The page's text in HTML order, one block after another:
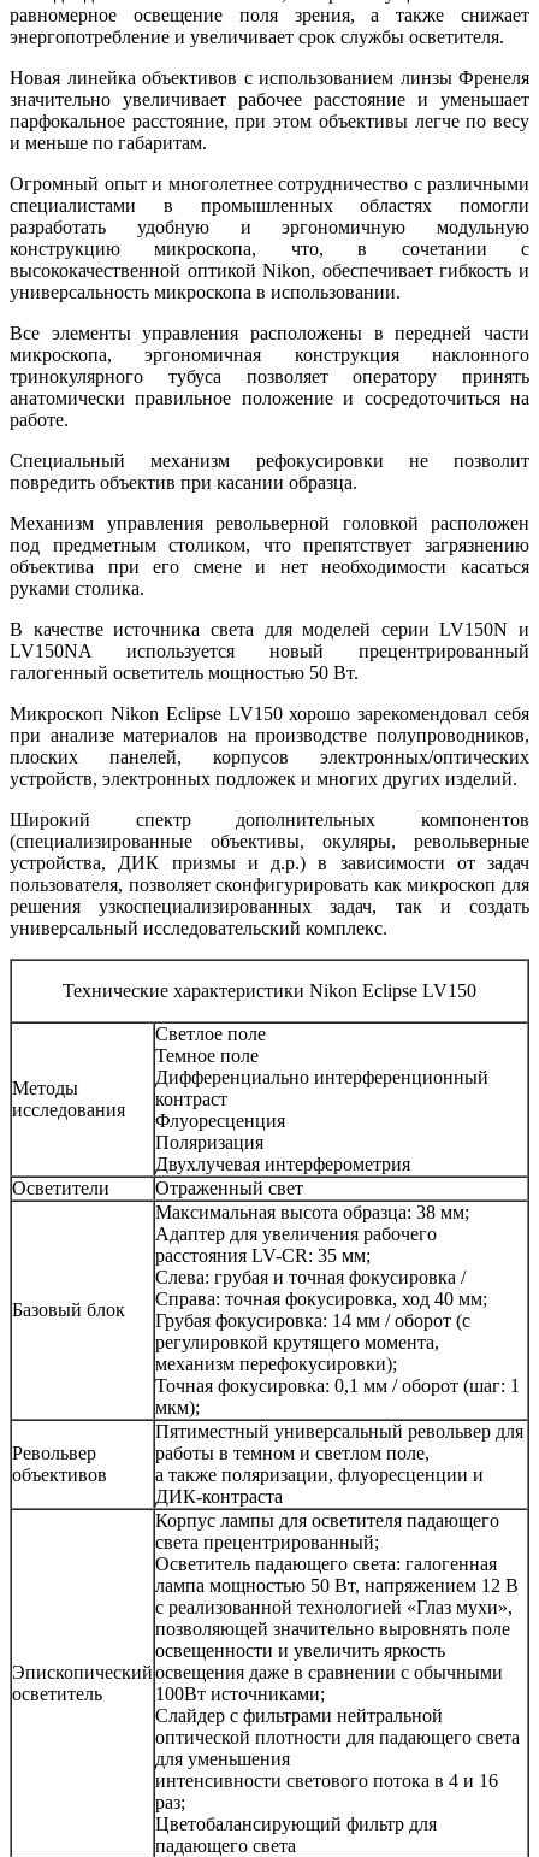
равномерное освещение поля зрения, а также снижает
энергопотребление и увеличивает срок службы осветителя.
Новая линейка объективов с использованием линзы Френеля
значительно увеличивает рабочее расстояние и уменьшает
парфокальное расстояние, при этом объективы легче по весу
и меньше по габаритам.
Огромный опыт и многолетнее сотрудничество с различными
специалистами в промышленных областях помогли
разработать удобную и эргономичную модульную
конструкцию микроскопа, что, в сочетании с
высококачественной оптикой Nikon, обеспечивает гибкость и
универсальность микроскопа в использовании.
Все элементы управления расположены в передней части
микроскопа, эргономичная конструкция наклонного
тринокулярного тубуса позволяет оператору принять
анатомически правильное положение и сосредоточиться на
работе.
Специальный механизм рефокусировки не позволит
повредить объектив при касании образца.
Механизм управления револьверной головкой расположен
под предметным столиком, что препятствует загрязнению
объектива при его смене и нет необходимости касаться
руками столика.
В качестве источника света для моделей серии LV150N и
LV150NA используется новый прецентрированный
галогенный осветитель мощностью 50 Вт.
Микроскоп Nikon Eclipse LV150 хорошо зарекомендовал себя
при анализе материалов на производстве полупроводников,
плоских панелей, корпусов электронных/оптических
устройств, электронных подложек и многих других изделий.
Широкий спектр дополнительных компонентов
(специализированные объективы, окуляры, револьверные
устройства, ДИК призмы и д.р.) в зависимости от задач
пользователя, позволяет сконфигурировать как микроскоп для
решения узкоспециализированных задач, так и создать
универсальный исследовательский комплекс.
Технические характеристики Nikon Eclipse LV150
Методы
исследования
Светлое поле
Темное поле
Дифференциально интерференционный
контраст
Флуоресценция
Поляризация
Двухлучевая интерферометрия
Осветители
Отраженный свет
Базовый блок
Максимальная высота образца: 38 мм;
Адаптер для увеличения рабочего
расстояния LV-CR: 35 мм;
Слева: грубая и точная фокусировка /
Справа: точная фокусировка, ход 40 мм;
Грубая фокусировка: 14 мм / оборот (с
регулировкой крутящего момента,
механизм перефокусировки);
Точная фокусировка: 0,1 мм / оборот (шаг: 1
мкм);
Револьвер
объективов
Пятиместный универсальный револьвер для
работы в темном и светлом поле,
а также поляризации, флуоресценции и
ДИК-контраста
Эпископический
осветитель
Корпус лампы для осветителя падающего
света прецентрированный;
Осветитель падающего света: галогенная
лампа мощностью 50 Вт, напряжением 12 В
с реализованной технологией «Глаз мухи»,
позволяющей значительно выровнять поле
освещенности и увеличить яркость
освещения даже в сравнении с обычными
100Вт источниками;
Слайдер с фильтрами нейтральной
оптической плотности для падающего света
для уменьшения
интенсивности светового потока в 4 и 16
раз;
Цветобалансирующий фильтр для
падающего света